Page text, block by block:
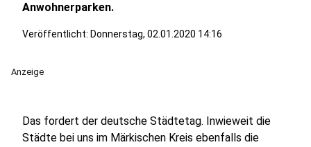
Anwohnerparken.
Veröffentlicht: Donnerstag, 02.01.2020 14:16
Anzeige
Das fordert der deutsche Städtetag. Inwieweit die
Städte bei uns im Märkischen Kreis ebenfalls die